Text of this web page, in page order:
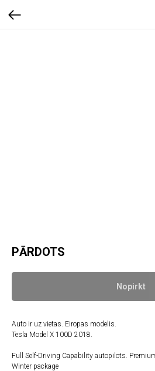
PĀRDOTS
Nopirkt
Auto ir uz vietas. Eiropas modelis.
Tesla Model X 100D 2018.
Full Self-Driving Capability autopilots.
Winter package